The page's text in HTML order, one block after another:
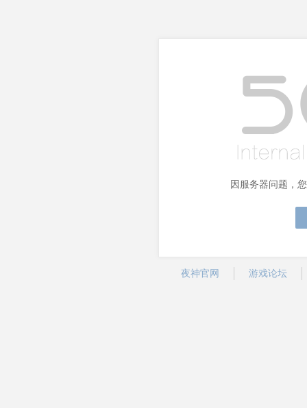
因服务器问题，
夜神官网 游戏论坛